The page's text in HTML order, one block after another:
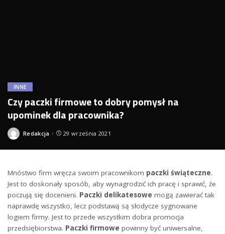
INNE
Czy paczki firmowe to dobry pomysł na
upominek dla pracownika?
Posted
Redakcja 29 września 2021
Mnóstwo firm wręcza swoim pracownikom paczki świąteczne.
Jest to doskonały sposób, aby wynagrodzić ich pracę i sprawić, że
poczują się docenieni. Paczki delikatesowe mogą zawierać tak
naprawdę wszystko, lecz podstawą są słodycze sygnowane
logiem firmy. Jest to przede wszystkim dobra promocja
przedsiębiorstwa. Paczki firmowe powinny być uniwersalne,